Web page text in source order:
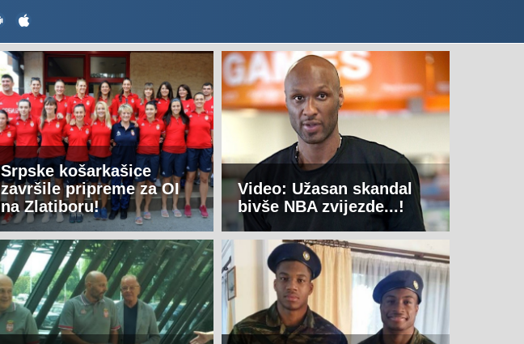
Srpske košarkašice
završile pripreme za OI
na Zlatiboru!
Video: Užasan skandal
bivše NBA zvijezde...!